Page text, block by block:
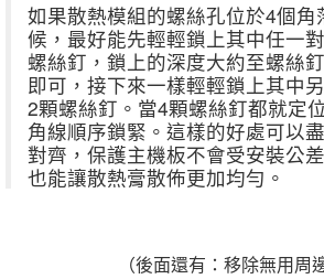
如果散熱模組的螺絲孔位於4個角
候，最好能先輕輕鎖上其中任一
螺絲釘，鎖上的深度大約至螺絲
即可，接下來一樣輕輕鎖上其中
2顆螺絲釘。當4顆螺絲釘都就定
角線順序鎖緊。這樣的好處可以
對齊，保護主機板不會受安裝公
也能讓散熱膏散佈更加均勻。
（後面還有：移除無用周